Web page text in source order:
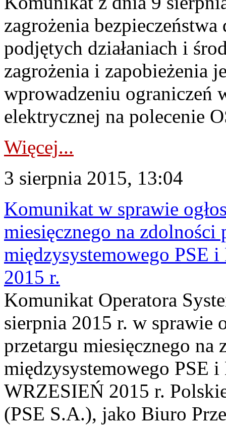
zagrożenia
podjętych działaniach i
zagrożenia i zapobieżenia
wprowadzeniu ograniczeń
elektrycznej na polecenie
Więcej...
3 sierpnia 2015, 13:04
Komunikat w sprawie
miesięcznego na zdolności
międzysystemowego PSE
2015 r.
Komunikat Operatora
sierpnia 2015 r. w sprawie
przetargu miesięcznego na
międzysystemowego PSE
WRZESIEŃ 2015 r.
(PSE S.A.), jako Biuro